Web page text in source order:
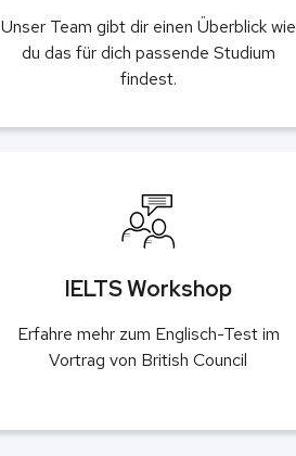
Unser Team gibt dir einen Überblick wie
du das für dich passende Studium
findest.
IELTS Workshop
Erfahre mehr zum Englisch-Test im
Vortrag von British Council